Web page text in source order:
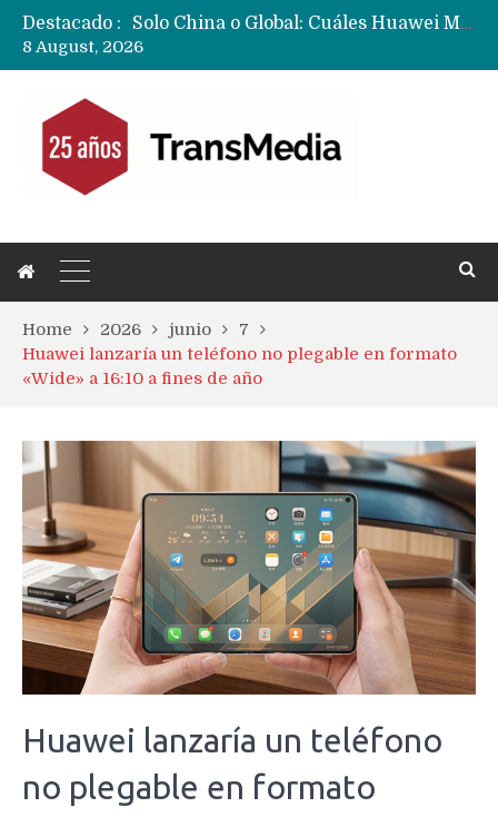
Destacado :
Data Centers de Huawei en Chile, México, Brasil,Perú y Argentina podrían verse afectados por arremetida de EE.UU
8 August, 2026
Home 2026 junio
7
Huawei lanzaría un teléfono no plegable en formato
«Wide» a 16:10 a fines de año
Huawei lanzaría un teléfono
no plegable en formato